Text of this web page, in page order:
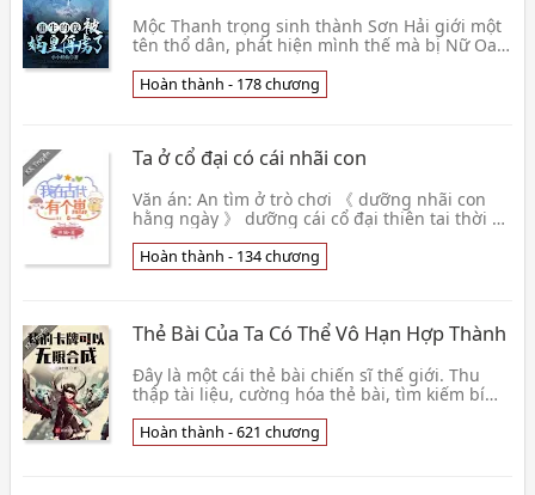
Mộc Thanh trọng sinh thành Sơn Hải giới một
tên thổ dân, phát hiện mình thế mà bị Nữ Oa
thống hắ👦 Tiểu Tiểu Yêu Tiên
Hoàn thành - 178 chương
Ta ở cổ đại có cái nhãi con
Văn án: An tìm ở trò chơi 《 dưỡng nhãi con
hằng ngày 》 dưỡng cái cổ đại thiên tai thời kỳ
tiểu đáng thương. Nhiệm vụ nhắc nhở: Nhãi
con liền👦 Thiền Miêu
Hoàn thành - 134 chương
Thẻ Bài Của Ta Có Thể Vô Hạn Hợp Thành
Đây là một cái thẻ bài chiến sĩ thế giới. Thu
thập tài liệu, cường hóa thẻ bài, tìm kiếm bí
phương, hợp thành thẻ bài! Chu Nam tốn thời
gian👦 Vô Hạn Kiếm Lâu
Hoàn thành - 621 chương